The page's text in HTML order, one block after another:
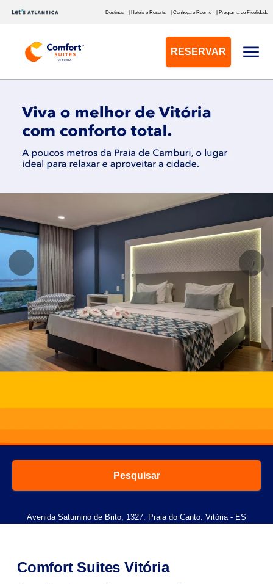
Destinos | Hotéis e Resorts | Conheça o Roomo | Programa de Fidelidade
RESERVAR
Pesquisar
Avenida Saturnino de Brito, 1327. Praia do Canto. Vitória - ES
Comfort Suites Vitória